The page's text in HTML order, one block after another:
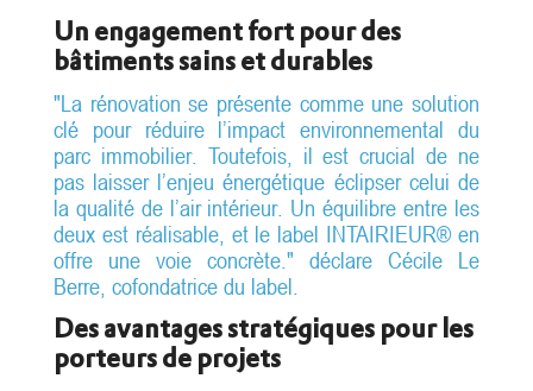
Un engagement fort pour des
bâtiments sains et durables
"La rénovation se présente comme une solution
clé pour réduire l’impact environnemental du
parc immobilier. Toutefois, il est crucial de ne
pas laisser l’enjeu énergétique éclipser celui de
la qualité de l’air intérieur. Un équilibre entre les
deux est réalisable, et le label INTAIRIEUR® en
offre une voie concrète." déclare Cécile Le
Berre, cofondatrice du label.
Des avantages stratégiques pour les
porteurs de projets